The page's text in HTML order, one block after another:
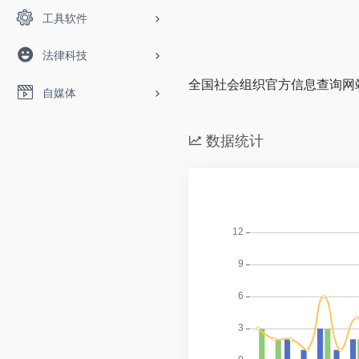
工具软件
法律科技
自媒体 全国社会组织官方信息查询网
数据统计